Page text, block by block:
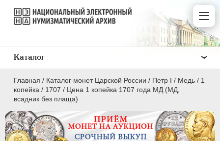
Главная / Каталог монет Царской России / Пeтр I / Медь / 1
копейка / 1707 / Цена 1 копейка 1707 года МД (МД,
всадник без плаща)
Каталог